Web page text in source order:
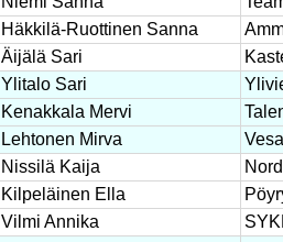
Häkkilä-Ruottinen Sanna
Äijälä Sari
Ylitalo Sari
Kenakkala Mervi
Lehtonen Mirva
Nissilä Kaija
Kilpeläinen Ella
Vilmi Annika